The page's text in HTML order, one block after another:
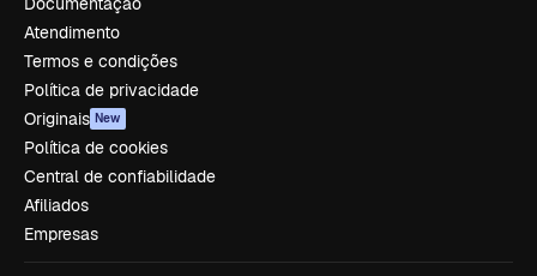
Atendimento
Termos e condições
Política de privacidade
Originais New
Política de cookies
Central de confiabilidade
Afiliados
Empresas